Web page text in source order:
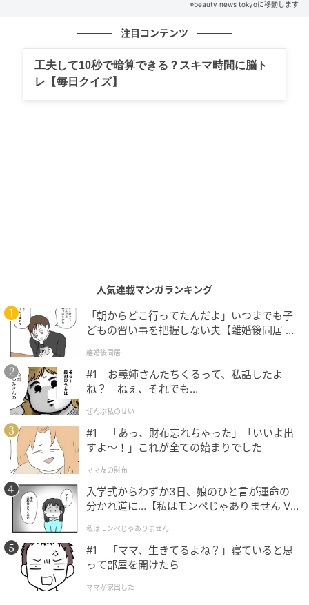
※beauty news tokyoに移動します
注目コンテンツ
工夫して10秒で暗算できる？スキマ時間に脳ト
レ【毎日クイズ】
人気連載マンガランキング
「朝からどこ行ってたんだよ」いつまでも子
どもの習い事を把握しない夫【離婚後同居 Vo
離婚後同居
#1 お義姉さんたちくるって、私話したよ
ね？ ねぇ、それでも…
ぜんぶ私のせい
#1 「あっ、財布忘れちゃった」「いいよ出
すよ〜！」これが全ての始まりでした
ママ友の財布
入学式からわずか3日、娘のひと言が運命の
分かれ道に…【私はモンペじゃありません Vo
私はモンペじゃありません
#1 「ママ、生きてるよね？」寝ていると思
って部屋を開けたら
ママが家出した